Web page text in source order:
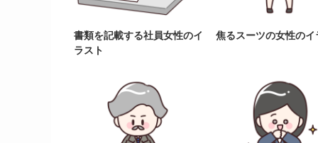
書類を記載する社員女性のイ
ラスト
焦るスーツの女性の